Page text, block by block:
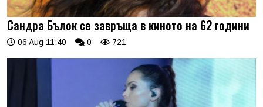
Сандра Бълок се завръща в киното на 62 години
06 Aug 11:40 0 721